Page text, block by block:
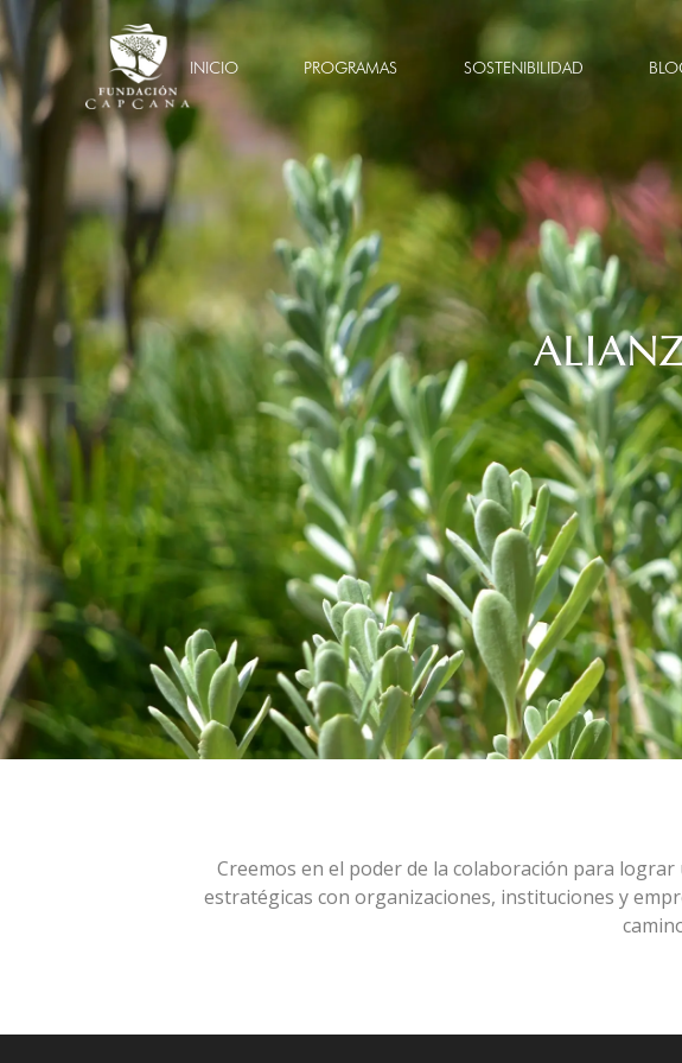
INICIO PROGRAMAS SOSTENIBILIDAD
Creemos en el poder de la colaboración para
estratégicas con organizaciones, instituciones y